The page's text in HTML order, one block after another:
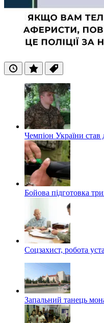
ОстанніПопулярні
Теги
Чемпіон України став
Бойова підготовка
Соцзахист, робота
Запальний танець